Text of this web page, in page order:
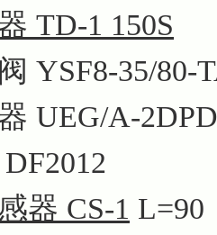
TD-1 150S
YSF8-35/80-
UEG/A-
器 CS-1 L=90